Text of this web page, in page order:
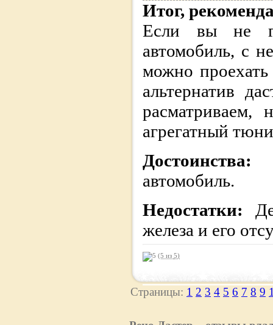
Итог,
Если вы не
автомобиль, с
можно
альтернатив
расматриваем,
агрегатный
Достоинства:
автомобиль.
Недостатки:
железа и его
(5 из 5)
Страницы: 1 2 3 4 5 6 7 8 9